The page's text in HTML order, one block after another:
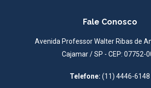
Fale Conosco
Avenida Professor Walter Ribas de
Cajamar / SP - CEP: 07752-
Telefone: (11) 4446-6148